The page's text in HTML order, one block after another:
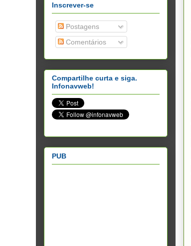
Inscrever-se
Postagens
Comentários
Compartilhe curta e siga.
Infonavweb!
PUB